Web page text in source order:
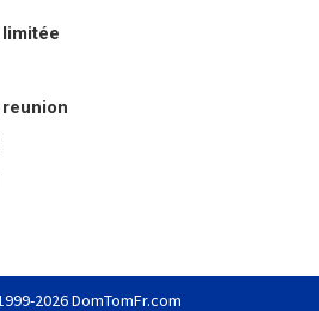
2026 DomTomFr.com